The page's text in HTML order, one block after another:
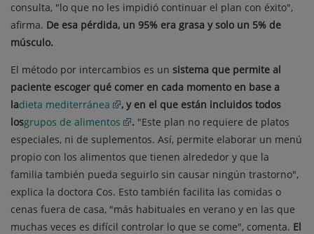
consulta, "lo que no les impidió continuar el plan con éxito",
afirma. De esa pérdida, un 95% era grasa y solo un 5% de
músculo.
El método por intercambios es un sistema que permite al
paciente escoger qué comer en cada momento en base a
ladieta mediterránea
, y en el que están incluidos todos
losgrupos de alimentos . "Este plan no requiere de platos
especiales, ni de suplementos. Así, permite elaborar un menú
propio con los alimentos que tienen alrededor y que la
familia también pueda seguirlo sin causar ningún trastorno",
explica la doctora Cos. Esto también facilita las comidas o
cenas fuera de casa, "más habituales en verano y en las que
muchas veces es difícil controlar lo que se come", comenta. El